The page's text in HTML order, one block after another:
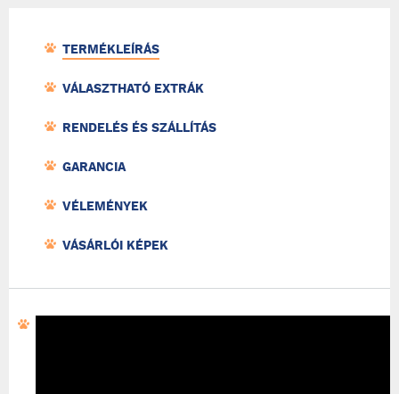
TERMÉKLEÍRÁS
VÁLASZTHATÓ EXTRÁK
RENDELÉS ÉS SZÁLLÍTÁS
GARANCIA
VÉLEMÉNYEK
VÁSÁRLÓI KÉPEK